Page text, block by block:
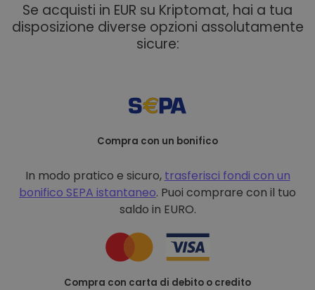
Se acquisti in EUR su Kriptomat, hai a tua
disposizione diverse opzioni assolutamente
sicure:
Compra con un bonifico
In modo pratico e sicuro, trasferisci fondi con un
bonifico SEPA istantaneo. Puoi comprare con il tuo
saldo in EURO.
Compra con carta di debito o credito